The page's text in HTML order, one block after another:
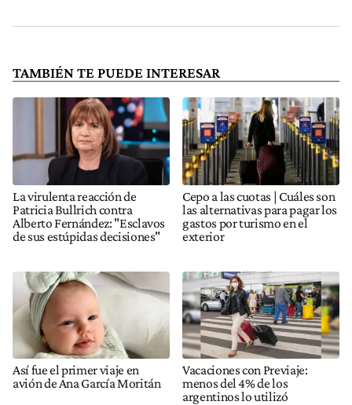
TAMBIÉN TE PUEDE INTERESAR
La virulenta reacción de
Patricia Bullrich contra
Alberto Fernández: "Esclavos
de sus estúpidas decisiones"
Cepo a las cuotas | Cuáles son
las alternativas para pagar los
gastos por turismo en el
exterior
Así fue el primer viaje en
avión de Ana García Moritán
Vacaciones con Previaje:
menos del 4% de los
argentinos lo utilizó